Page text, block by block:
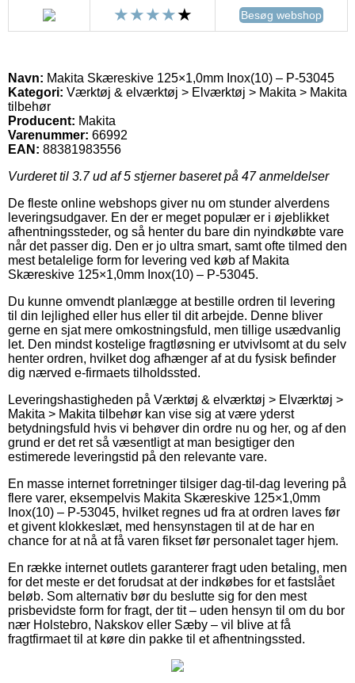
Besøg webshop
Navn: Makita Skæreskive 125×1,0mm Inox(10) – P-53045
Kategori: Værktøj & elværktøj > Elværktøj > Makita > Makita
tilbehør
Producent: Makita
Varenummer: 66992
EAN: 88381983556
Vurderet til 3.7ud af 5 stjerner baseret på 47anmeldelser
De fleste online webshops giver nu om stunder alverdens
leveringsudgaver. En der er meget populær er i øjeblikket
afhentningssteder, og så henter du bare din nyindkøbte vare
når det passer dig. Den er jo ultra smart, samt ofte tilmed den
mest betalelige form for levering ved køb af Makita
Skæreskive 125×1,0mm Inox(10) – P-53045.
Du kunne omvendt planlægge at bestille ordren til levering
til din lejlighed eller hus eller til dit arbejde. Denne bliver
gerne en sjat mere omkostningsfuld, men tillige usædvanlig
let. Den mindst kostelige fragtløsning er utvivlsomt at du selv
henter ordren, hvilket dog afhænger af at du fysisk befinder
dig nærved e-firmaets tilholdssted.
Leveringshastigheden på Værktøj & elværktøj > Elværktøj >
Makita > Makita tilbehør kan vise sig at være yderst
betydningsfuld hvis vi behøver din ordre nu og her, og af den
grund er det ret så væsentligt at man besigtiger den
estimerede leveringstid på den relevante vare.
En masse internet forretninger tilsiger dag-til-dag levering på
flere varer, eksempelvis Makita Skæreskive 125×1,0mm
Inox(10) – P-53045, hvilket regnes ud fra at ordren laves før
et givent klokkeslæt, med hensynstagen til at de har en
chance for at nå at få varen fikset før personalet tager hjem.
En række internet outlets garanterer fragt uden betaling, men
for det meste er det forudsat at der indkøbes for et fastslået
beløb. Som alternativ bør du beslutte sig for den mest
prisbevidste form for fragt, der tit – uden hensyn til om du bor
nær Holstebro, Nakskov eller Sæby – vil blive at få
fragtfirmaet til at køre din pakke til et afhentningssted.